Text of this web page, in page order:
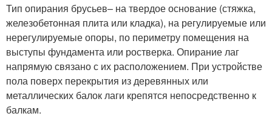
Тип опирания брусьев– на твердое основание (стяжка,
железобетонная плита или кладка), на регулируемые или
нерегулируемые опоры, по периметру помещения на
выступы фундамента или ростверка. Опирание лаг
напрямую связано с их расположением. При устройстве
пола поверх перекрытия из деревянных или
металлических балок лаги крепятся непосредственно к
балкам.